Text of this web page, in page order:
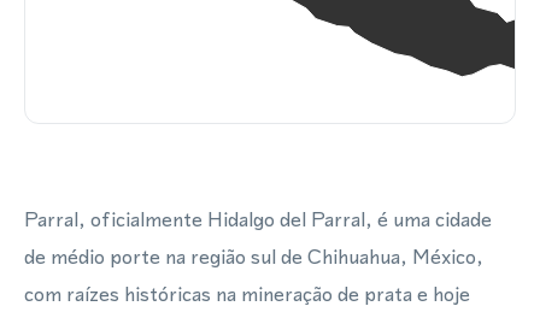
Parral, oficialmente Hidalgo del Parral, é uma cidade
de médio porte na região sul de Chihuahua, México,
com raízes históricas na mineração de prata e hoje